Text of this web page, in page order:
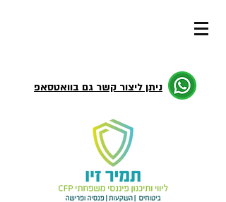
ניתן ליצור קשר גם בוואטסאפ